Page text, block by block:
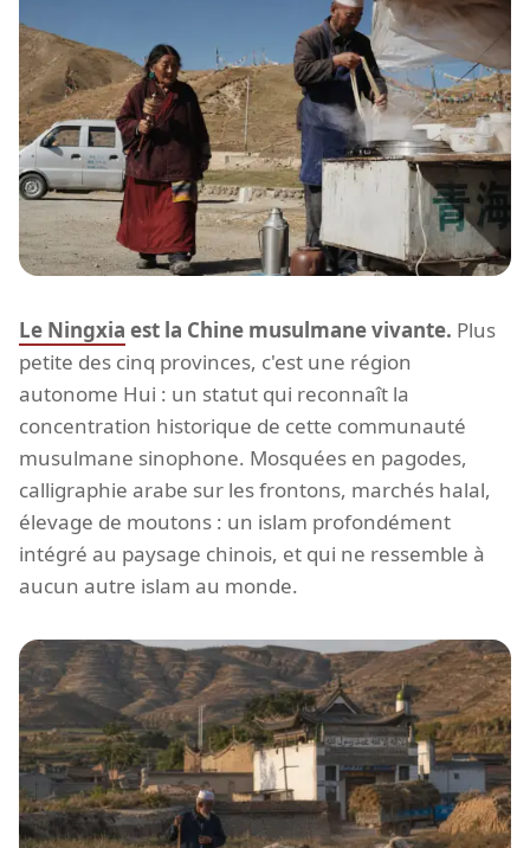
Le Ningxia est la Chine musulmane vivante. Plus
petite des cinq provinces, c'est une région
autonome Hui : un statut qui reconnaît la
concentration historique de cette communauté
musulmane sinophone. Mosquées en pagodes,
calligraphie arabe sur les frontons, marchés halal,
élevage de moutons : un islam profondément
intégré au paysage chinois, et qui ne ressemble à
aucun autre islam au monde.